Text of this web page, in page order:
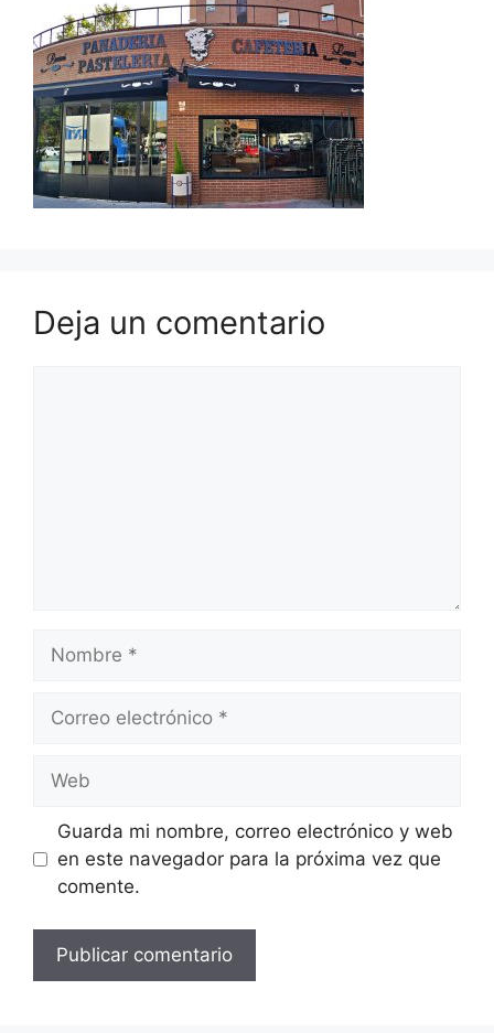
Deja un comentario
Guarda mi nombre, correo electrónico y web
en este navegador para la próxima vez que
comente.